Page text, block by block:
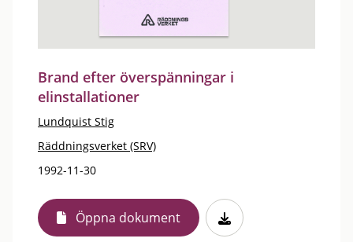
Brand efter överspänningar i
elinstallationer
Lundquist Stig
Räddningsverket (SRV)
1992-11-30
Öppna dokument